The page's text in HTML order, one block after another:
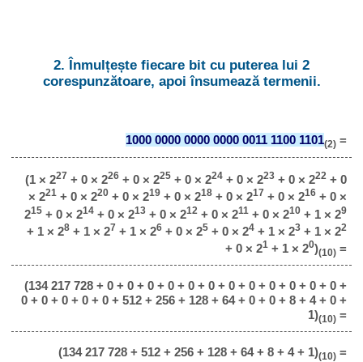
2. Înmulțește fiecare bit cu puterea lui 2
corespunzătoare, apoi însumează termenii.
1000 0000 0000 0000 0011 1100 1101(2)=
(1 × 227 + 0 × 226+ 0 × 225+ 0 × 224+ 0 × 223+ 0 × 222+ 0
× 221+ 0 × 220+ 0 × 219+ 0 × 218+ 0 × 217 + 0 × 216+ 0 ×
215+ 0 × 214+ 0 × 213+ 0 × 212+ 0 × 211+ 0 × 210+ 1 × 29
+ 1 × 28+ 1 × 27 + 1 × 26+ 0 × 25+ 0 × 24+ 1 × 23+ 1 × 22
+ 0 × 21+ 1 × 20)(10)=
(134 217 728 + 0 + 0 + 0 + 0 + 0 + 0 + 0 + 0 + 0 + 0 + 0 + 0 +
0 + 0 + 0 + 0 + 0 + 512 + 256 + 128 + 64 + 0 + 0 + 8 + 4 + 0 +
1)(10)=
(134 217 728 + 512 + 256 + 128 + 64 + 8 + 4 + 1)(10)=